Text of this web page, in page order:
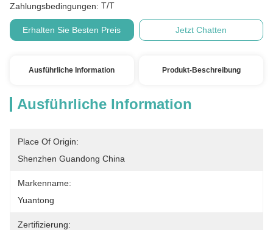
Zahlungsbedingungen: T/T
Erhalten Sie Besten Preis Jetzt Chatten
Ausführliche Information Produkt-Beschreibung
Ausführliche Information
Place Of Origin:
Shenzhen Guandong China
Markenname:
Yuantong
Zertifizierung: